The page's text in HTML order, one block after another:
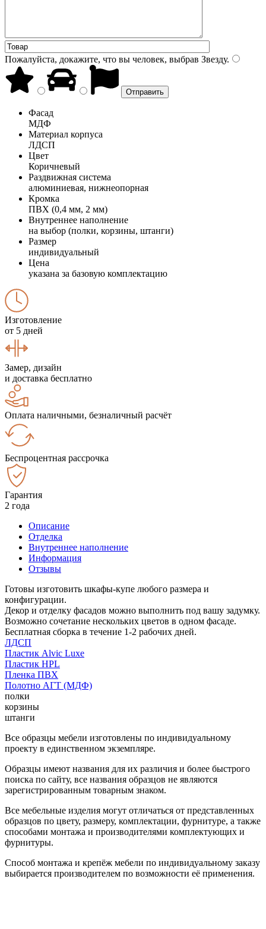
Пожалуйста, докажите, что вы человек, выбрав Звезду.
Фасад
МДФ
Материал корпуса
ЛДСП
Цвет
Коричневый
Раздвижная система
алюминиевая, нижнеопорная
Кромка
ПВХ (0,4 мм, 2 мм)
Внутреннее наполнение
на выбор (полки, корзины, штанги)
Размер
индивидуальный
Цена
указана за базовую комплектацию
Изготовление
от 5 дней
Замер, дизайн
и доставка бесплатно
Оплата наличными, безналичный расчёт
Беспроцентная рассрочка
Гарантия
2 года
Описание
Отделка
Внутреннее наполнение
Информация
Отзывы
Готовы изготовить шкафы-купе любого размера и
конфигурации.
Декор и отделку фасадов можно выполнить под вашу задумку.
Возможно сочетание нескольких цветов в одном фасаде.
Бесплатная сборка в течение 1-2 рабочих дней.
ЛДСП
Пластик Alvic Luxe
Пластик HPL
Пленка ПВХ
Полотно АГТ (МДФ)
полки
корзины
штанги
Все образцы мебели изготовлены по индивидуальному
проекту в единственном экземпляре.
Образцы имеют названия для их различия и более быстрого
поиска по сайту, все названия образцов не являются
зарегистрированным товарным знаком.
Все мебельные изделия могут отличаться от представленных
образцов по цвету, размеру, комплектации, фурнитуре, а также
способами монтажа и производителями комплектующих и
фурнитуры.
Способ монтажа и крепёж мебели по индивидуальному заказу
выбирается производителем по возможности её применения.